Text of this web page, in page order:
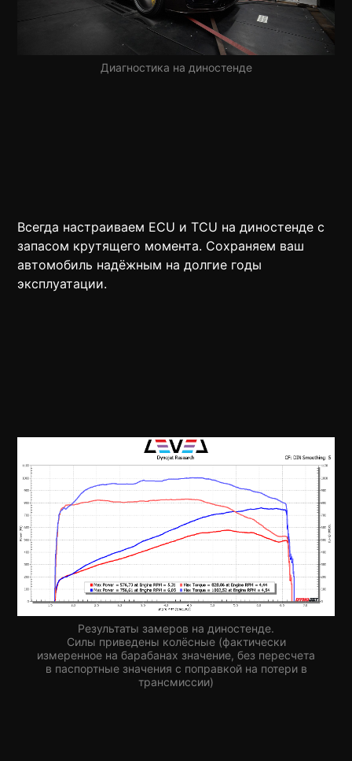
Диагностика на диностенде
Всегда настраиваем ECU и TCU на диностенде с
запасом крутящего момента. Сохраняем ваш
автомобиль надёжным на долгие годы
эксплуатации.
Результаты замеров на диностенде.
Силы приведены колёсные (фактически
измеренное на барабанах значение, без пересчета
в паспортные значения с поправкой на потери в
трансмиссии)